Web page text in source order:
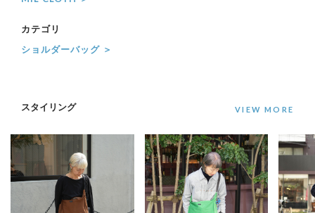
カテゴリ
ショルダーバッグ ＞
スタイリング